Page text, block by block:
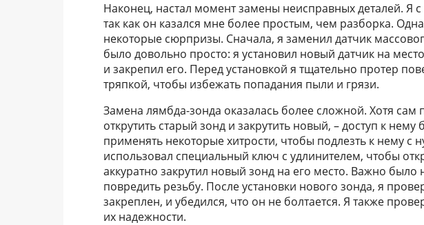
Наконец, настал момент замены неисправных деталей. Я
так как он казался мне более простым, чем разборка.
некоторые сюрпризы. Сначала, я заменил датчик
было довольно просто: я установил новый датчик на
и закрепил его. Перед установкой я тщательно протер
тряпкой, чтобы избежать попадания пыли и грязи.
Замена лямбда-зонда оказалась более сложной. Хотя
открутить старый зонд и закрутить новый, – доступ к
применять некоторые хитрости, чтобы подлезть к нему с
использовал специальный ключ с удлинителем, чтобы
аккуратно закрутил новый зонд на его место. Важно было
повредить резьбу. После установки нового зонда, я
закреплен, и убедился, что он не болтается. Я также
их надежности.